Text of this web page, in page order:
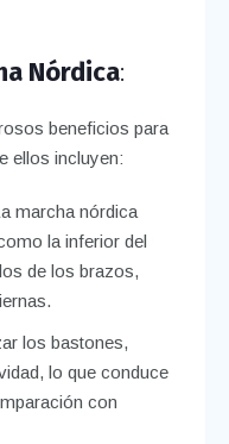
Nórdica:
beneficios para
ellos incluyen:
marcha nórdica
la inferior del
de los brazos,
los bastones,
lo que conduce
con